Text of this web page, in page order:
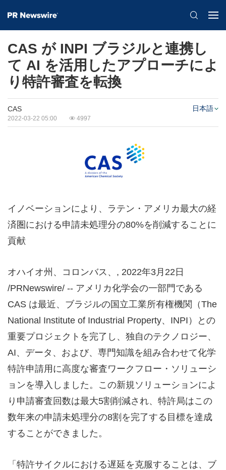
CAS が INPI ブラジルと連携し
て AI を活用したアプローチによ
り特許審査を転換
CAS
2022-03-22 05:00 4997
日本語
イノベーションにより、ラテン・アメリカ最大の経
済圏における申請未処理分の80%を削減することに
貢献
オハイオ州、コロンバス、, 2022年3月22日
/PRNewswire/ -- アメリカ化学会の一部門である
CAS は最近、ブラジルの国立工業所有権機関（The
National Institute of Industrial Property、INPI）との
重要プロジェクトを完了し、独自のテクノロジー、
AI、データ、および、専門知識を組み合わせて化学
特許申請用に高度な審査ワークフロー・ソリューシ
ョンを導入しました。この新規ソリューションによ
り申請審査回数は最大5割削減され、特許局はこの
数年来の申請未処理分の8割を完了する目標を達成
することができました。
「特許サイクルにおける遅延を克服することは、ブ